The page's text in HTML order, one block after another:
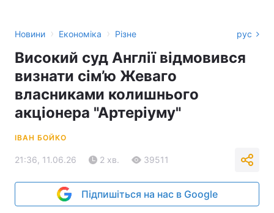
Новини › Економіка › Різне рус
Високий суд Англії відмовився
визнати сім’ю Жеваго
власниками колишнього
акціонера "Артеріуму"
ІВАН БОЙКО
21:36, 11.06.26 2 хв. 39511
Підпишіться на нас в Google